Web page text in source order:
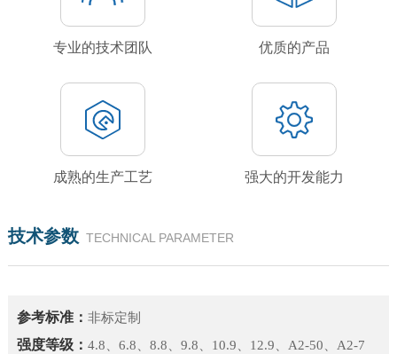
专业的技术团队 优质的产品
成熟的生产工艺 强大的开发能力
技术参数 TECHNICAL PARAMETER
参考标准： 非标定制
强度等级： 4.8、6.8、8.8、9.8、10.9、12.9、A2-50、A2-7